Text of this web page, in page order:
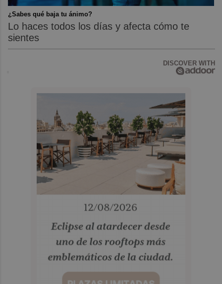
¿Sabes qué baja tu ánimo?
Lo haces todos los días y afecta cómo te
sientes
DISCOVER WITH